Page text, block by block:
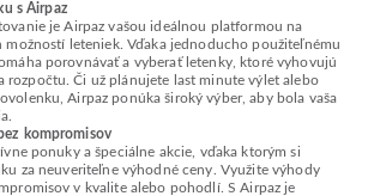
s Airpaz
je Airpaz vašou ideálnou platformou na
možností leteniek. Vďaka jednoducho použiteľnému
porovnávať a vyberať letenky, ktoré vyhovujú
rozpočtu. Či už plánujete last minute výlet alebo
Airpaz ponúka široký výber, aby bola vaša
kompromisov
ponuky a špeciálne akcie, vďaka ktorým si
za neuveriteľne výhodné ceny. Využite výhody
v kvalite alebo pohodlí. S Airpaz je